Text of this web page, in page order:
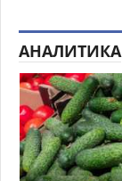
АНАЛИТИКА